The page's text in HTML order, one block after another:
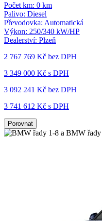
Počet km: 0 km
Palivo: Diesel
Převodovka: Automatická
Výkon: 250/340 kW/HP
Dealerství: Plzeň
2 767 769 Kč bez DPH
3 349 000 Kč s DPH
3 092 241 Kč bez DPH
3 741 612 Kč s DPH
Porovnat